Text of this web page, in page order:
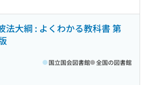
法大綱 : よくわかる教科書 第
国立国会図書館 全国の図書館